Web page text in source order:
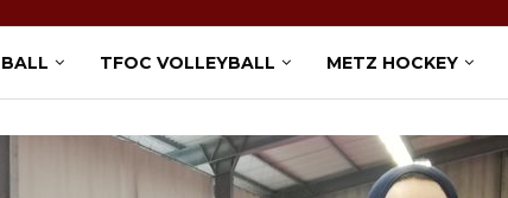
TFOC VOLLEYBALL METZ HOCKEY